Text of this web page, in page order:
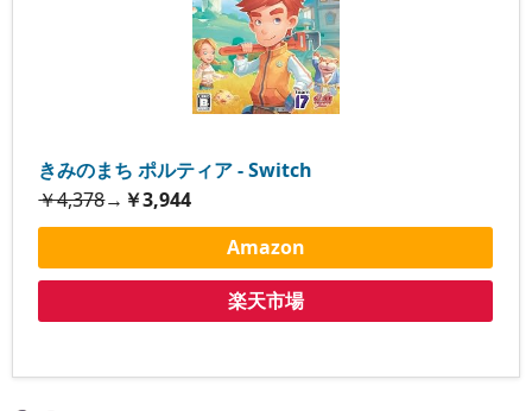
きみのまち ポルティア - Switch
￥4,378→ ￥3,944
Amazon
楽天市場